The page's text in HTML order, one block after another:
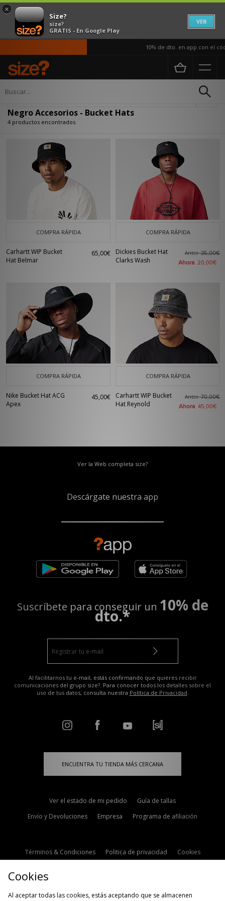
×
Size?
size?
GRATIS - En Google Play
VER
10% de dto. en app con el
Página principal
Negro Accesorios - Bucket Hats
4 productos encontrados
COMPRA RÁPIDA
Carhartt WIP Bucket
Hat Belmar
65,00€
COMPRA RÁPIDA
Dickies Bucket Hat
Clarks Wash
Antes35,00€
Ahora 20,00€
COMPRA RÁPIDA
Nike Bucket Hat ACG
Apex
45,00€
COMPRA RÁPIDA
Carhartt WIP Bucket
Hat Reynold
Antes70,00€
Ahora 45,00€
Ver la Web completa size?
Descárgate nuestra app
Suscríbete para conseguir un 10% de
dto.*
Al facilitarnos tu e-mail, estás confirmando que quieres recibir
comunicaciones del grupo size?. Para conocer todos los detalles sobre el
uso de tus datos, consulta nuestra Política de Privacidad.
ENCUENTRA TU TIENDA MÁS CERCANA
Ver el estado de mi pedido
Guía de tallas
Envío y Devoluciones
Empresa Programa de afiliación
Términos & Condiciones Politica de privacidad
Cookies
Cookies
Al aceptar todas las cookies, estás aceptando que se almacenen